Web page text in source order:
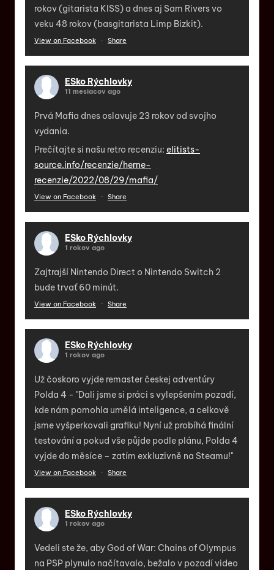
rokov (gitarista KISS) a dnes aj Sam Rivers vo
veku 48 rokov (basgitarista Limp Bizkit).
View on Facebook · Share
ESko Rýchlovky
11 mesiacov ago
Prvá Mafia dnes oslavuje 23 rokov od svojho
vydania.
Prečítajte si našu retro recenziu: elitists-
source.info/recenzie/herne-
recenzie/2022/08/29/mafia/
View on Facebook · Share
ESko Rýchlovky
1 rokov ago
Zajtrajší Nintendo Direct o Nintendo Switch 2
bude trvať 60 minút.
View on Facebook · Share
ESko Rýchlovky
1 rokov ago
Už čoskoro vyjde remaster českej adventúry
Polda 4 - "Dali jsme si práci s vylepšením pozadí,
kde nám pomohla umělá inteligence, a celkově
jsme vyšperkovali grafiku! Nyní už probíhá finální
testování a pokud vše půjde podle plánu, Polda 4
vyjde do měsíce – zatím exkluzivně na Steamu!"
View on Facebook · Share
ESko Rýchlovky
1 rokov ago
Vedeli ste že, aby God of War: Chains of Olympus
na PSP plynulo načítavalo, bežalo v pozadí video